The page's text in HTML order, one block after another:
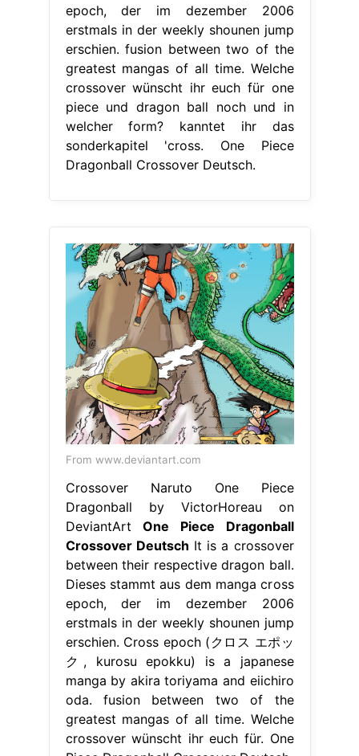
epoch, der im dezember 2006
erstmals in der weekly shounen jump
erschien. fusion between two of the
greatest mangas of all time. Welche
crossover wünscht ihr euch für one
piece und dragon ball noch und in
welcher form? kanntet ihr das
sonderkapitel 'cross. One Piece
Dragonball Crossover Deutsch.
From www.deviantart.com
Crossover Naruto One Piece
Dragonball by VictorHoreau on
DeviantArtOne Piece Dragonball
Crossover Deutsch It is a crossover
between their respective dragon ball.
Dieses stammt aus dem manga cross
epoch, der im dezember 2006
erstmals in der weekly shounen jump
erschien. Cross epoch (クロス エポッ
ク, kurosu epokku) is a japanese
manga by akira toriyama and eiichiro
oda. fusion between two of the
greatest mangas of all time. Welche
crossover wünscht ihr euch für. One